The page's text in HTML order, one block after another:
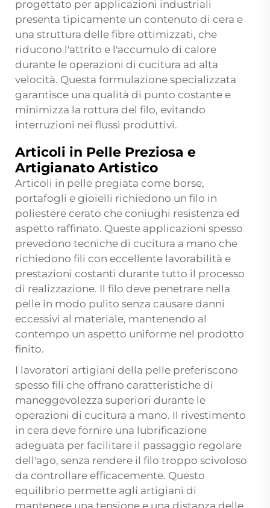
progettato per applicazioni industriali
presenta tipicamente un contenuto di cera e
una struttura delle fibre ottimizzati, che
riducono l'attrito e l'accumulo di calore
durante le operazioni di cucitura ad alta
velocità. Questa formulazione specializzata
garantisce una qualità di punto costante e
minimizza la rottura del filo, evitando
interruzioni nei flussi produttivi.
Articoli in Pelle Preziosa e
Artigianato Artistico
Articoli in pelle pregiata come borse,
portafogli e gioielli richiedono un filo in
poliestere cerato che coniughi resistenza ed
aspetto raffinato. Queste applicazioni spesso
prevedono tecniche di cucitura a mano che
richiedono fili con eccellente lavorabilità e
prestazioni costanti durante tutto il processo
di realizzazione. Il filo deve penetrare nella
pelle in modo pulito senza causare danni
eccessivi al materiale, mantenendo al
contempo un aspetto uniforme nel prodotto
finito.
I lavoratori artigiani della pelle preferiscono
spesso fili che offrano caratteristiche di
maneggevolezza superiori durante le
operazioni di cucitura a mano. Il rivestimento
in cera deve fornire una lubrificazione
adeguata per facilitare il passaggio regolare
dell'ago, senza rendere il filo troppo scivoloso
da controllare efficacemente. Questo
equilibrio permette agli artigiani di
mantenere una tensione e una distanza delle